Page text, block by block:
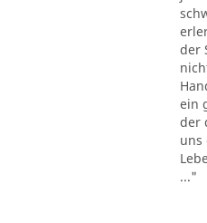
der
ein
der
uns
..."